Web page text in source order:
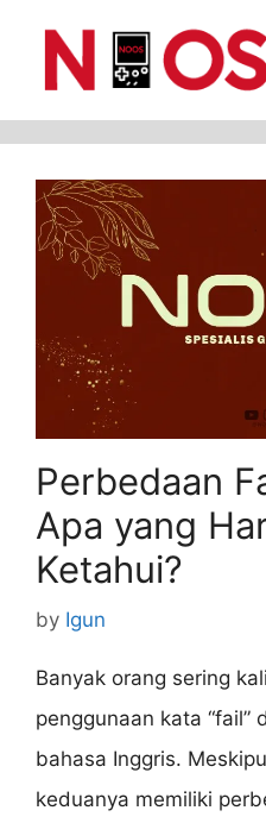
Perbedaan
Apa yang
Ketahui?
by Igun
Banyak orang sering
penggunaan kata “fail”
bahasa Inggris.
keduanya memiliki